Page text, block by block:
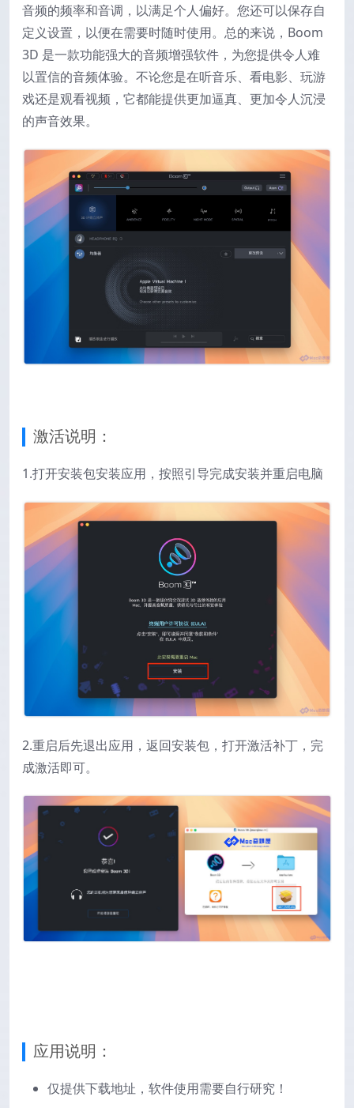
音频的频率和音调，以满足个人偏好。您还可以保存自
定义设置，以便在需要时随时使用。总的来说，Boom
3D 是一款功能强大的音频增强软件，为您提供令人难
以置信的音频体验。不论您是在听音乐、看电影、玩游
戏还是观看视频，它都能提供更加逼真、更加令人沉浸
的声音效果。
激活说明：
1.打开安装包安装应用，按照引导完成安装并重启电脑
2.重启后先退出应用，返回安装包，打开激活补丁，完
成激活即可。
应用说明：
仅提供下载地址，软件使用需要自行研究！